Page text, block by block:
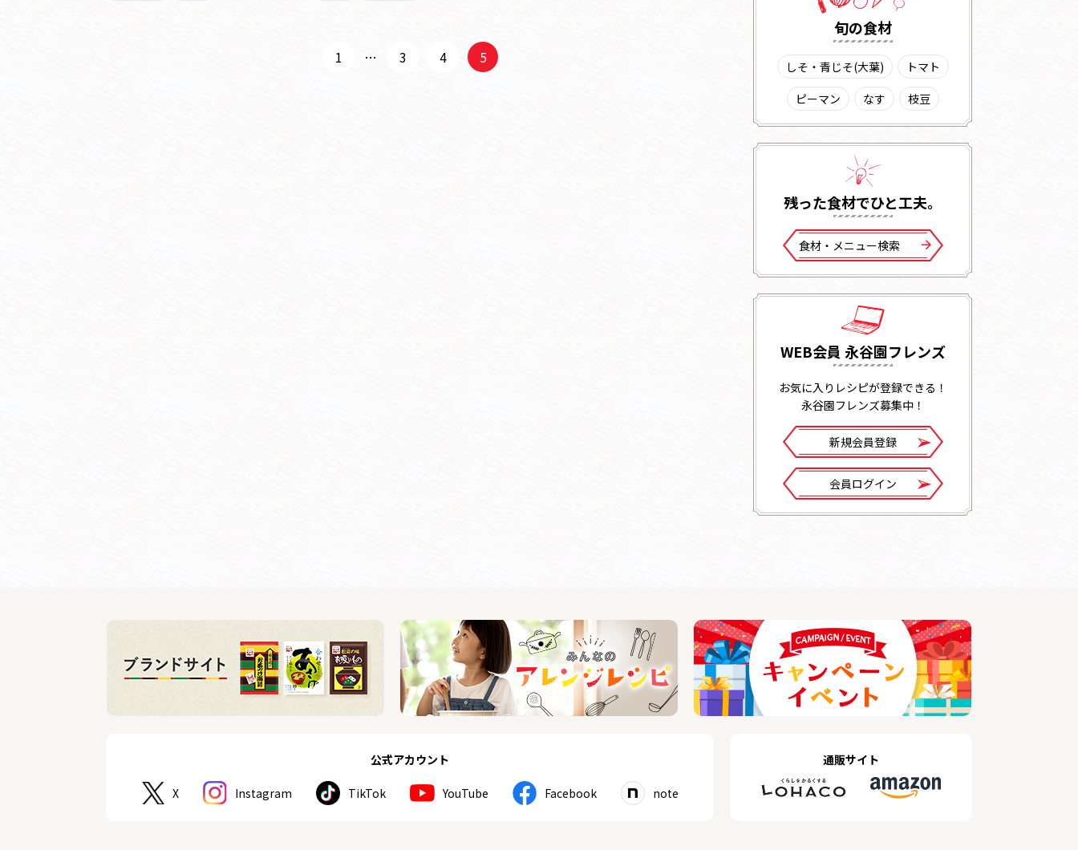
1 … 3 4 5
旬の⾷材
しそ・青じそ(大葉)
トマト
ピーマン
なす 枝豆
残った⾷材でひと⼯夫。
⾷材・メニュー検索
WEB会員 永谷園フレンズ
お気に入りレシピが登録できる！
永谷園フレンズ募集中！
新規会員登録
会員ログイン
公式アカウント
X Instagram TikTok YouTube Facebook note
通販サイト